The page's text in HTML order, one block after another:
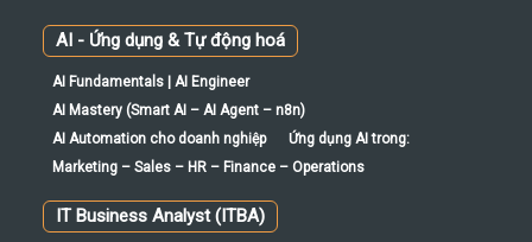
AI - Ứng dụng & Tự động hoá
AI Fundamentals | AI Engineer
AI Mastery (Smart AI – AI Agent – n8n)
AI Automation cho doanh nghiệp
Ứng dụng AI trong:
Marketing – Sales – HR – Finance – Operations
IT Business Analyst (ITBA)